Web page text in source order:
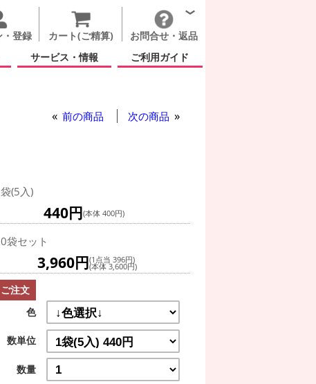
・登録 カート(ご精算)
お問合せ・返品
サービス・情報 ご利用ガイド
前の商品 次の商品
(5入)
440円(本体 400円)
袋セット
3,960円(1点当 396円)
(本体 3,600円)
ご注文
色
数単位
数量